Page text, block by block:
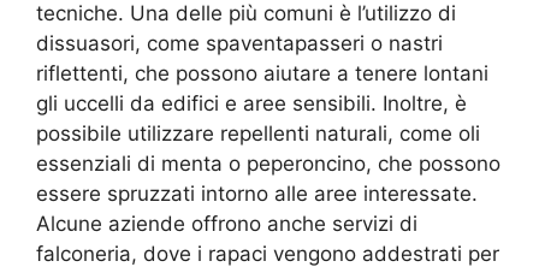
tecniche. Una delle più comuni è l’utilizzo di
dissuasori, come spaventapasseri o nastri
riflettenti, che possono aiutare a tenere lontani
gli uccelli da edifici e aree sensibili. Inoltre, è
possibile utilizzare repellenti naturali, come oli
essenziali di menta o peperoncino, che possono
essere spruzzati intorno alle aree interessate.
Alcune aziende offrono anche servizi di
falconeria, dove i rapaci vengono addestrati per